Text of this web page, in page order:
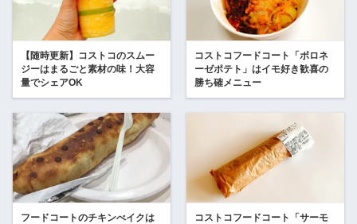
【随時更新】コストコのスムー
ジーはまるごと素材の味！大容
量でシェアOK
コストコフードコート「ボロネ
ーゼポテト」はイモ好き歓喜の
勝ち確メニュー
フードコートのチキンべイクは
コストコフードコート「サーモ